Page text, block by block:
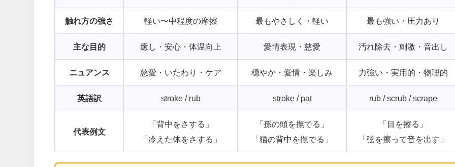
触れ方の強さ 軽い〜中程度の摩擦 最もやさしく・軽い 最も強い・圧力あり
主な目的 癒し・安心・体温向上 愛情表現・慈愛 汚れ除去・刺激・音出し
ニュアンス 慈愛・いたわり・ケア 穏やか・愛情・楽しみ 力強い・実用的・物理的
英語訳 stroke / rub stroke / pat rub / scrub / scrape
代表例文
「背中をさする」
「冷えた体をさする」
「孫の頭を撫でる」
「猫の背中を撫でる」
「目を擦る」
「弦を擦って音を出す」